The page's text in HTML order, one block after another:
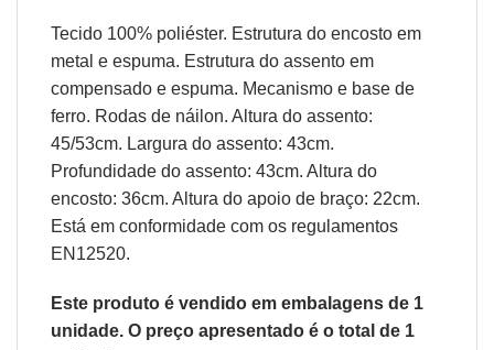
Tecido 100% poliéster. Estrutura do encosto em
metal e espuma. Estrutura do assento em
compensado e espuma. Mecanismo e base de
ferro. Rodas de náilon. Altura do assento:
45/53cm. Largura do assento: 43cm.
Profundidade do assento: 43cm. Altura do
encosto: 36cm. Altura do apoio de braço: 22cm.
Está em conformidade com os regulamentos
EN12520.
Este produto é vendido em embalagens de 1
unidade. O preço apresentado é o total de 1